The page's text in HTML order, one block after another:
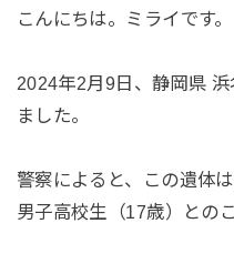
こんにちは。ミライです。
2024年2月9日、静岡県
ました。
警察によると、この遺体
男子高校生（17歳）とのこ